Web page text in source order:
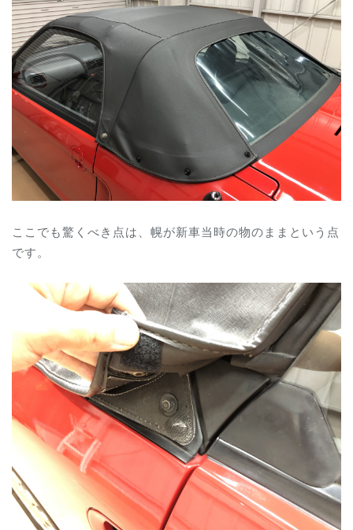
ここでも驚くべき点は、幌が新車当時の物のままという点
です。